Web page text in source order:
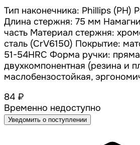
Тип наконечника: Phillips (PH)
Длина стержня: 75 мм
часть Материал стержня:
сталь (CrV6150) Покрытие:
51-54HRC Форма ручки:
двухкомпонентная (резина и
маслобензостойкая,
84 ₽
Временно недоступно
Уведомить о поступлении